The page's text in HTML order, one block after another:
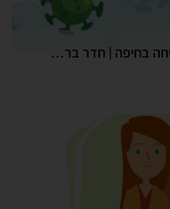
אטרקציות בקורונה | חדרי בריחה בחיפה | חדר בריחה גלדיאטור